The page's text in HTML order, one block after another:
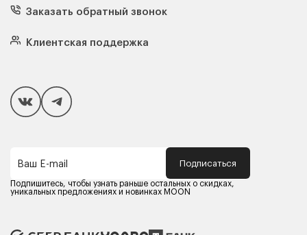
Кресла
Матрасы
Подушки
Чехлы и наматрасники
Покупателям
Способы оплаты
Компания MOON
Оферта
Политика конфиденциальности
Карьера в MOON
Заказать обратный звонок
Клиентская поддержка
Ваш E-mail Подписаться
Подпишитесь, чтобы узнать раньше остальных о скидках,
уникальных предложениях и новинках MOON